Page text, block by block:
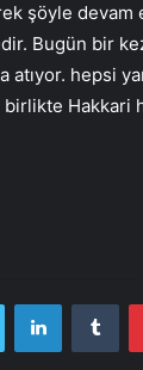
şöyle devam
Bugün bir
atıyor. hepsi
Hakkari
Twitter LinkedIn